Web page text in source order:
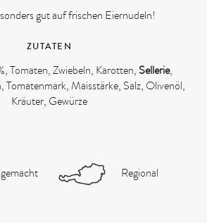
gut auf frischen Eiernudeln!
ZUTATEN
Tomaten, Zwiebeln, Karotten, Sellerie,
Tomatenmark, Maisstärke, Salz, Olivenöl,
Kräuter, Gewürze
Regional